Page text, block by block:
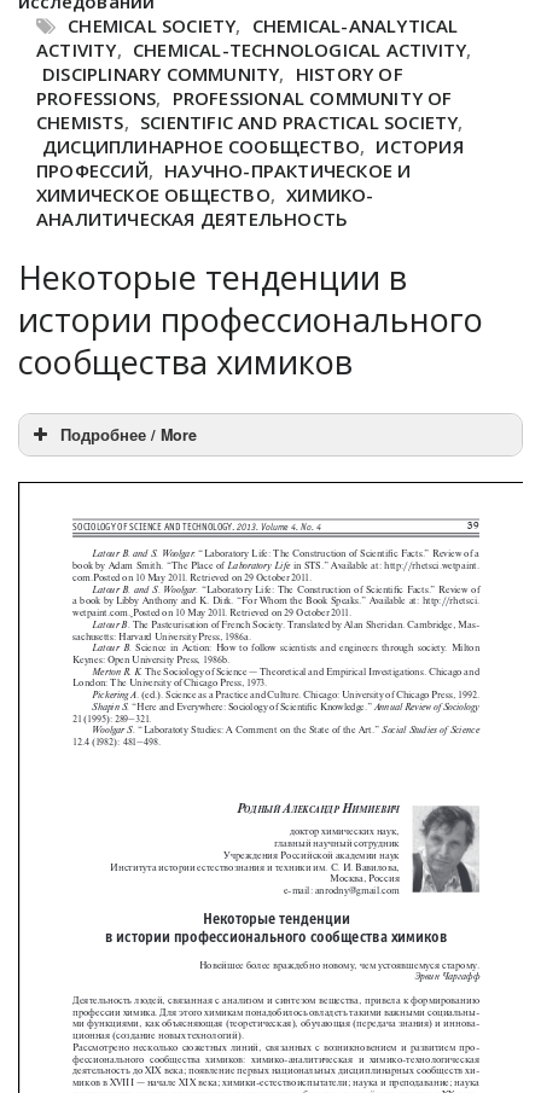
CHEMICAL SOCIETY, CHEMICAL-ANALYTICAL
ACTIVITY, CHEMICAL-TECHNOLOGICAL ACTIVITY,
DISCIPLINARY COMMUNITY, HISTORY OF
PROFESSIONS, PROFESSIONAL COMMUNITY OF
CHEMISTS, SCIENTIFIC AND PRACTICAL SOCIETY,
ДИСЦИПЛИНАРНОЕ СООБЩЕСТВО, ИСТОРИЯ
ПРОФЕССИЙ, НАУЧНО-ПРАКТИЧЕСКОЕ И
ХИМИЧЕСКОЕ ОБЩЕСТВО, ХИМИКО-
АНАЛИТИЧЕСКАЯ ДЕЯТЕЛЬНОСТЬ
Некоторые тенденции в
истории профессионального
сообщества химиков
Подробнее / More